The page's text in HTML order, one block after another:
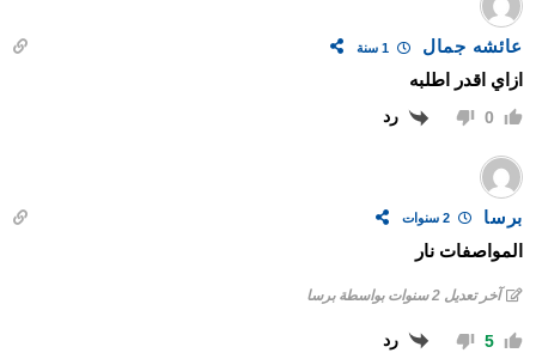
عائشه جمال
ازاي اقدر اطلبه
0 رد
برسا
المواصفات نار
آخر تعديل 2 سنوات بواسطة برسا
5 رد